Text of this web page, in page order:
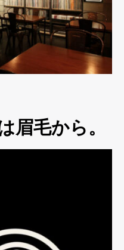
眉毛から。